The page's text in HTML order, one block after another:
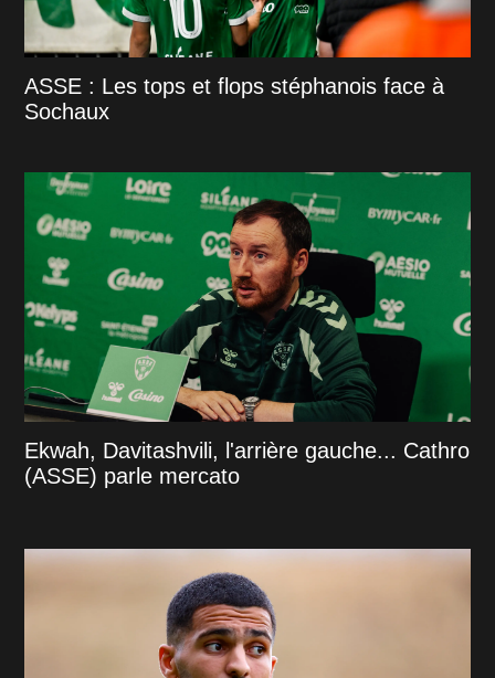
ASSE : Les tops et flops stéphanois face à
Sochaux
Ekwah, Davitashvili, l'arrière gauche... Cathro
(ASSE) parle mercato